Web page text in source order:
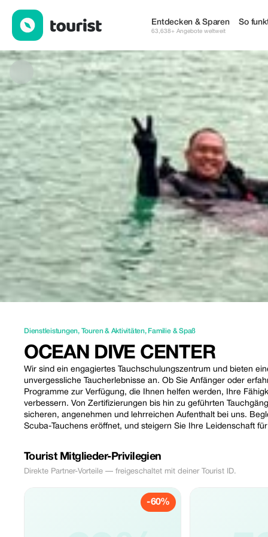
Entdecken & Sparen
63,638+ Angebote weltweit
So
Dienstleistungen, Touren & Aktivitäten, Familie & Spaß
OCEAN DIVE CENTER
Wir sind ein engagiertes Tauchschulungszentrum und bieten
unvergessliche Taucherlebnisse an. Ob Sie Anfänger oder
Programme zur Verfügung, die Ihnen helfen werden, Ihre
verbessern. Von Zertifizierungen bis hin zu geführten
sicheren, angenehmen und lehrreichen Aufenthalt bei uns.
Scuba-Tauchens eröffnet, und steigern Sie Ihre Leidenschaft
Tourist Mitglieder-Privilegien
Direkte Partner-Vorteile — freigeschaltet mit deiner Tourist ID.
-60%